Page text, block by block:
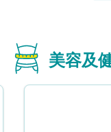
美容及